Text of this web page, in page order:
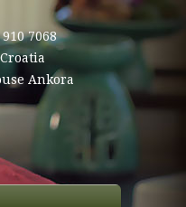
7068
Ankora